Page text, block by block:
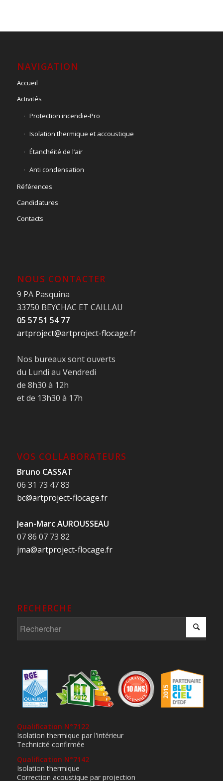
NAVIGATION
Accueil
Activités
Protection incendie-Pro
Isolation thermique et accoustique
Étanchéité de l’air
Anti condensation
Références
Candidatures
Contacts
NOUS CONTACTER
9 PA Pasquina
33750 BEYCHAC ET CAILLAU
05 57 51 54 77
artproject@artproject-flocage.fr
Nos bureaux sont ouverts
du Lundi au Vendredi
de 8h30 à 12h
et de 13h30 à 17h
VOS COLLABORATEURS
Bruno CASSAT
06 31 73 47 83
bc@artproject-flocage.fr
Jean-Marc AUROUSSEAU
07 86 07 73 82
jma@artproject-flocage.fr
RECHERCHE
Qualification N°7122
Isolation thermique par l'intérieur
Technicité confirmée
Qualification N°7142
Isolation thermique
Correction acoustique par projection